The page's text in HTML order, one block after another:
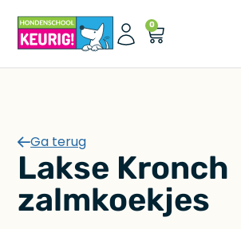
0
Ga terug
Lakse Kronch
zalmkoekjes